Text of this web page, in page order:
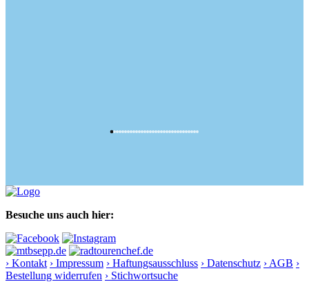
Besuche uns auch hier:
› Kontakt › Impressum › Haftungsausschluss › Datenschutz › AGB ›
Bestellung widerrufen › Stichwortsuche